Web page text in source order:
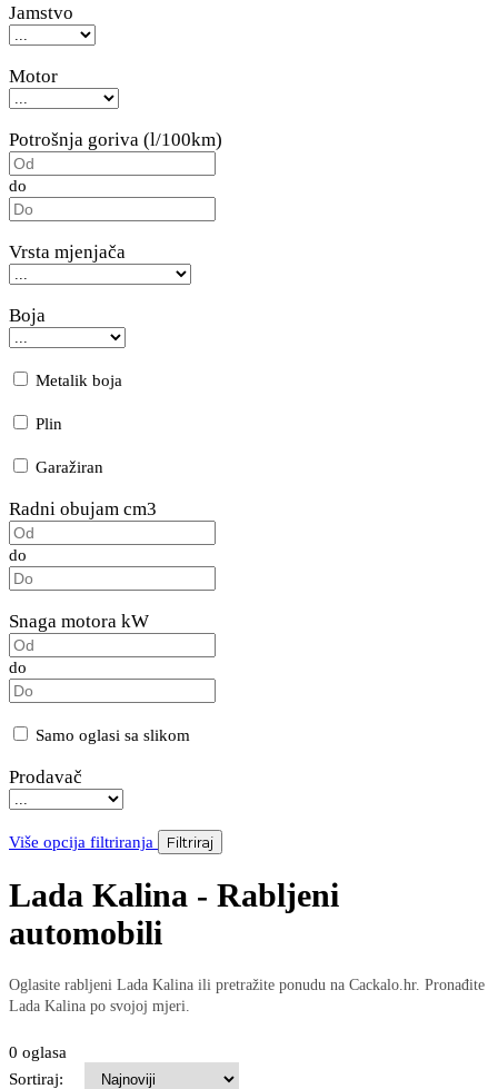
Jamstvo
Motor
Potrošnja goriva (l/100km)
do
Vrsta mjenjača
Boja
Metalik boja
Plin
Garažiran
Radni obujam cm3
do
Snaga motora kW
do
Samo oglasi sa slikom
Prodavač
Više opcija filtriranja Filtriraj
Lada Kalina - Rabljeni
automobili
Oglasite rabljeni Lada Kalina ili pretražite ponudu na Cackalo.hr. Pronađite
Lada Kalina po svojoj mjeri.
0 oglasa
Sortiraj: